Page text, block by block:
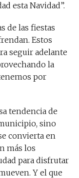
esta Navidad”.
de las fiestas
Estos
seguir adelante
la
por
tendencia de
sino
convierta en
más los
para disfrutar
Y el que